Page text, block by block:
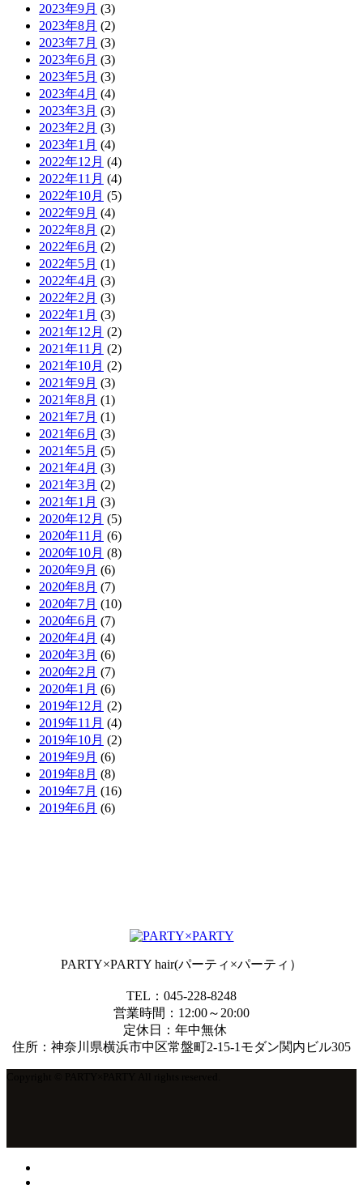
2023年9月 (3)
2023年8月 (2)
2023年7月 (3)
2023年6月 (3)
2023年5月 (3)
2023年4月 (4)
2023年3月 (3)
2023年2月 (3)
2023年1月 (4)
2022年12月 (4)
2022年11月 (4)
2022年10月 (5)
2022年9月 (4)
2022年8月 (2)
2022年6月 (2)
2022年5月 (1)
2022年4月 (3)
2022年2月 (3)
2022年1月 (3)
2021年12月 (2)
2021年11月 (2)
2021年10月 (2)
2021年9月 (3)
2021年8月 (1)
2021年7月 (1)
2021年6月 (3)
2021年5月 (5)
2021年4月 (3)
2021年3月 (2)
2021年1月 (3)
2020年12月 (5)
2020年11月 (6)
2020年10月 (8)
2020年9月 (6)
2020年8月 (7)
2020年7月 (10)
2020年6月 (7)
2020年4月 (4)
2020年3月 (6)
2020年2月 (7)
2020年1月 (6)
2019年12月 (2)
2019年11月 (4)
2019年10月 (2)
2019年9月 (6)
2019年8月 (8)
2019年7月 (16)
2019年6月 (6)
PARTY×PARTY hair(パーティ×パーティ）
TEL：045-228-8248
営業時間：12:00～20:00
定休日：年中無休
住所：神奈川県横浜市中区常盤町2-15-1モダン関内ビル305